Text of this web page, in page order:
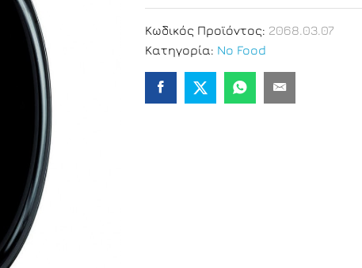
Arcopal
32cm
quantity
Κωδικός Προϊόντος: 2068.03.07
Κατηγορία: No Food